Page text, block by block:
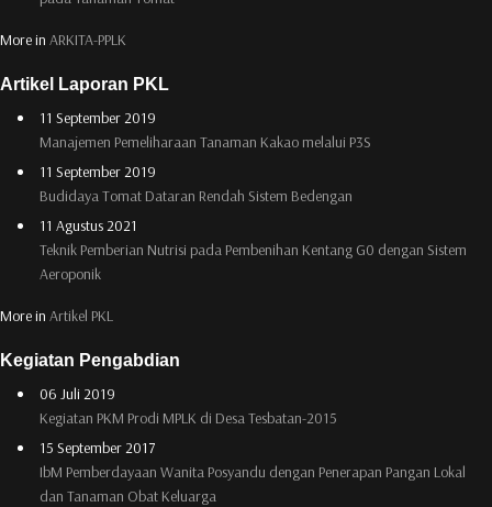
More in ARKITA-PPLK
Artikel Laporan PKL
11 September 2019
Manajemen Pemeliharaan Tanaman Kakao melalui P3S
11 September 2019
Budidaya Tomat Dataran Rendah Sistem Bedengan
11 Agustus 2021
Teknik Pemberian Nutrisi pada Pembenihan Kentang G0 dengan Sistem
Aeroponik
More in Artikel PKL
Kegiatan Pengabdian
06 Juli 2019
Kegiatan PKM Prodi MPLK di Desa Tesbatan-2015
15 September 2017
IbM Pemberdayaan Wanita Posyandu dengan Penerapan Pangan Lokal
dan Tanaman Obat Keluarga